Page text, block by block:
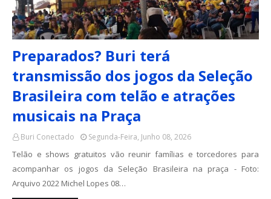
Preparados? Buri terá
transmissão dos jogos da Seleção
Brasileira com telão e atrações
musicais na Praça
Buri Conectado Segunda-Feira, Junho 08, 2026
Telão e shows gratuitos vão reunir famílias e torcedores para
acompanhar os jogos da Seleção Brasileira na praça - Foto:
Arquivo 2022 Michel Lopes 08…